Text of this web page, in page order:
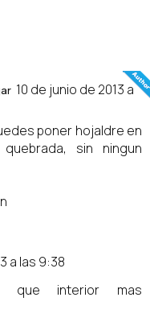
10 de junio de 2013 a
poner hojaldre en
sin ningun
a las 9:38
que interior mas